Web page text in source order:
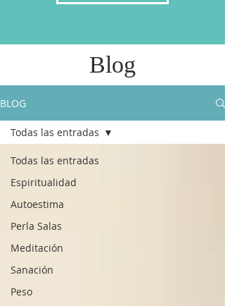
Blog
BLOG
Todas las entradas
Espiritualidad
Autoestima
Perla Salas
Meditación
Sanación
Peso
Todas las entradas